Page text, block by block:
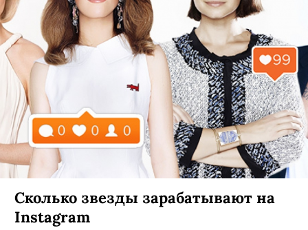
Сколько звезды зарабатывают на
Instagram